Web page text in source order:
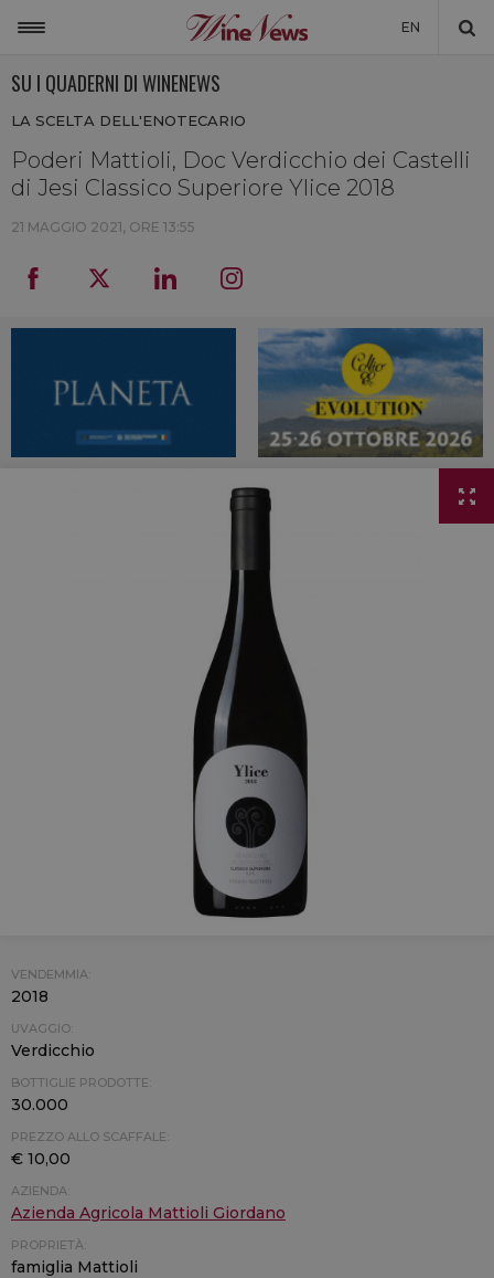
EN
MONDO
NON SOLO VINO
WINENEWS TV
SU I QUADERNI DI WINENEWS
LA SCELTA DELL'ENOTECARIO
Poderi Mattioli, Doc Verdicchio dei Castelli
di Jesi Classico Superiore Ylice 2018
21 MAGGIO 2021, ORE 13:55
VENDEMMIA:
2018
UVAGGIO:
Verdicchio
BOTTIGLIE PRODOTTE:
30.000
PREZZO ALLO SCAFFALE:
€ 10,00
AZIENDA:
Azienda Agricola Mattioli Giordano
PROPRIETÀ:
famiglia Mattioli